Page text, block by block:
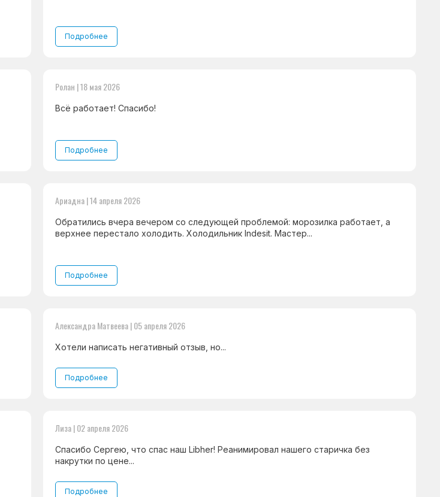
Подробнее
Ролан | 18 мая 2026
Всё работает! Спасибо!
Подробнее
Ариадна | 14 апреля 2026
Обратились вчера вечером со следующей проблемой: морозилка работает, а
верхнее перестало холодить. Холодильник Indesit. Мастер...
Подробнее
Александра Матвеева | 05 апреля 2026
Хотели написать негативный отзыв, но...
Подробнее
Лиза | 02 апреля 2026
Спасибо Сергею, что спас наш Libher! Реанимировал нашего старичка без
накрутки по цене...
Подробнее